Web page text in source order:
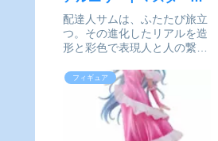
イン サム DX版が予約受
付開始
配達人サムは、ふたたび旅立
つ。その進化したリアルを造
形と彩色で表現人と人の繋が
STRANDING 2: ON THE
BEACH』。ゲームクリエイ
ター小島秀夫氏率いる、コジ
マプロダクションの新たな傑
作から、主...
フィギュア